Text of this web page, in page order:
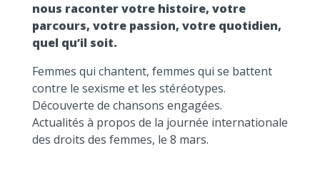
nous raconter votre histoire, votre
parcours, votre passion, votre quotidien,
quel qu’il soit.
Femmes qui chantent, femmes qui se battent
contre le sexisme et les stéréotypes.
Découverte de chansons engagées.
Actualités à propos de la journée internationale
des droits des femmes, le 8 mars.